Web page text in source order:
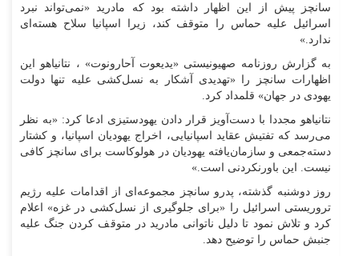
سانچز پیش از این اظهار داشته بود که مادرید «نمی‌تواند نبرد
اسرائیل علیه حماس را متوقف کند، زیرا اسپانیا سلاح هسته‌ای
ندارد.»
به گزارش روزنامه صهیونیستی «یدیعوت آحارونوت» ، نتانیاهو این
اظهارات سانچز را «تهدیدی آشکار به نسل‌کشی علیه تنها دولت
یهودی در جهان» قلمداد کرد.
نتانیاهو مجددا با دست‌آویز قرار دادن یهودستیزی ادعا کرد: «به نظر
می‌رسد که تفتیش عقاید اسپانیایی، اخراج یهودیان اسپانیا، و کشتار
دسته‌جمعی و سازمان‌یافته یهودیان در هولوکاست برای سانچز کافی
نیست. این باورنکردنی است.»
روز دوشنبه گذشته، پدرو سانچز مجموعه‌ای از اقدامات علیه رژیم
تروریستی اسرائیل را «برای جلوگیری از نسل‌کشی در غزه» اعلام
کرد و تلاش نمود تا دلیل ناتوانی مادرید در متوقف کردن جنگ علیه
جنبش حماس را توضیح دهد.